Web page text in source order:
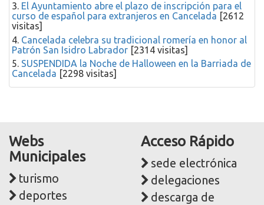
3. El Ayuntamiento abre el plazo de inscripción para el
curso de español para extranjeros en Cancelada [2612
visitas]
4. Cancelada celebra su tradicional romería en honor al
Patrón San Isidro Labrador [2314 visitas]
5. SUSPENDIDA la Noche de Halloween en la Barriada de
Cancelada [2298 visitas]
Webs
Municipales
turismo
deportes
Acceso Rápido
sede electrónica
delegaciones
descarga de